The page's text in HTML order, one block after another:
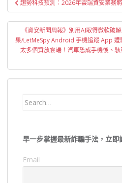
章
導
覽
趨勢科技預測：2026年雲端資安業務
《資安新聞周報》別用AI取得微軟破
果/LetMeSpy Android 手機追蹤 App 遭
太多個資放雲端！汽車恐成手機後、
Search
早一步掌握最新詐騙手法，立即
Email